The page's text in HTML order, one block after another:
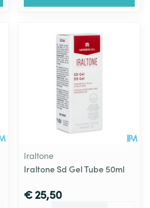
Iraltone
Iraltone Sd Gel Tube 50ml
€ 25,50